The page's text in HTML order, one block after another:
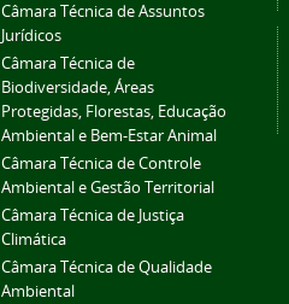
Câmara Técnica de Assuntos
Jurídicos
Câmara Técnica de
Biodiversidade, Áreas
Protegidas, Florestas, Educação
Ambiental e Bem-Estar Animal
Câmara Técnica de Controle
Ambiental e Gestão Territorial
Câmara Técnica de Justiça
Climática
Câmara Técnica de Qualidade
Ambiental